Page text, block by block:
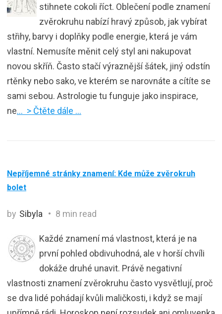
stihnete cokoli říct. Oblečení podle znamení
zvěrokruhu nabízí hravý způsob, jak vybírat
střihy, barvy i doplňky podle energie, která je vám
vlastní. Nemusíte měnit celý styl ani nakupovat
novou skříň. Často stačí výraznější šátek, jiný odstín
rtěnky nebo sako, ve kterém se narovnáte a cítíte se
sami sebou. Astrologie tu funguje jako inspirace,
ne… > Čtěte dále …
Nepříjemné stránky znamení: Kde může zvěrokruh
bolet
by Sibyla 8 min read
Každé znamení má vlastnost, která je na
první pohled obdivuhodná, ale v horší chvíli
dokáže druhé unavit. Právě negativní
vlastnosti znamení zvěrokruhu často vysvětlují, proč
se dva lidé pohádají kvůli maličkosti, i když se mají